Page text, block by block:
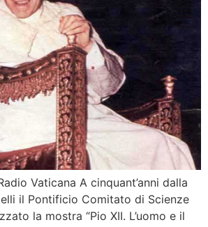
Vaticana A cinquant’anni dalla
il Pontificio Comitato di Scienze
la mostra “Pio XII. L’uomo e il